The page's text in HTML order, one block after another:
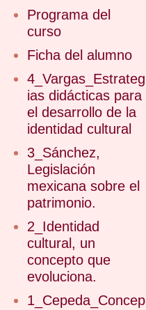
Programa del
curso
Ficha del alumno
4_Vargas_Estrateg
ias didácticas para
el desarrollo de la
identidad cultural
3_Sánchez,
Legislación
mexicana sobre el
patrimonio.
2_Identidad
cultural, un
concepto que
evoluciona.
1_Cepeda_Concep